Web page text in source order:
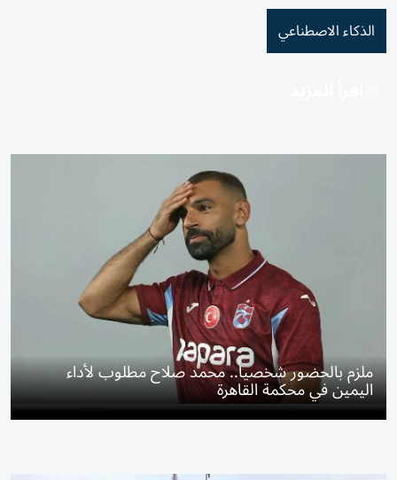
الذكاء الاصطناعي
ملزم بالحضور شخصياً.. محمد صلاح مطلوب لأداء
اليمين في محكمة القاهرة